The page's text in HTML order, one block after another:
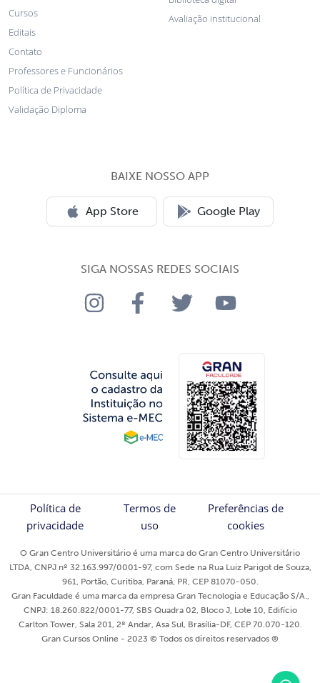
Cursos
Editais
Contato
Professores e Funcionários
Política de Privacidade
Validação Diploma
Avaliação institucional
BAIXE NOSSO APP
App Store Google Play
SIGA NOSSAS REDES SOCIAIS
Política de
privacidade
Termos de
uso
Preferências de
cookies
O Gran Centro Universitário é uma marca do Gran Centro Universitário
LTDA, CNPJ nº 32.163.997/0001-97, com Sede na Rua Luiz Parigot de Souza,
961, Portão, Curitiba, Paraná, PR, CEP 81070-050.
Gran Faculdade é uma marca da empresa Gran Tecnologia e Educação S/A.,
CNPJ: 18.260.822/0001-77, SBS Quadra 02, Bloco J, Lote 10, Edifício
Carlton Tower, Sala 201, 2º Andar, Asa Sul, Brasília-DF, CEP 70.070-120.
Gran Cursos Online - 2023 © Todos os direitos reservados ®